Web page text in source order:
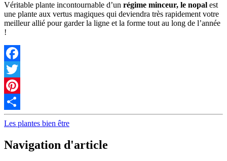
Véritable plante incontournable d’un régime minceur, le nopal est
une plante aux vertus magiques qui deviendra très rapidement votre
meilleur allié pour garder la ligne et la forme tout au long de l’année
!
Facebook
Twitter
Pinterest
Partager
Les plantes bien être
Navigation d'article